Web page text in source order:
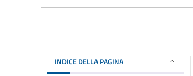
INDICE DELLA PAGINA